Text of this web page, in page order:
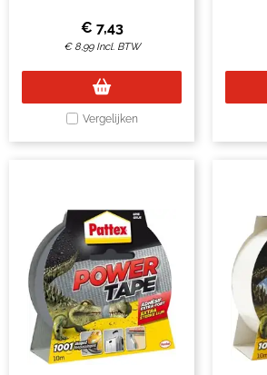
€ 7,43
€ 8,99 Incl. BTW
Vergelijken